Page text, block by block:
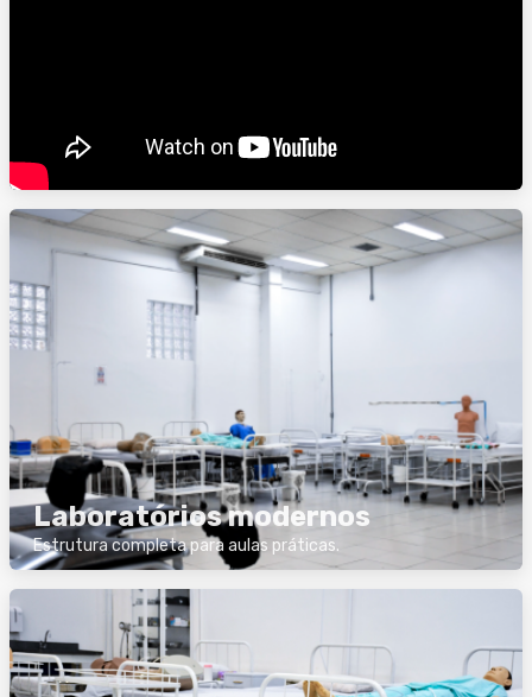
Laboratórios modernos
Estrutura completa para aulas práticas.